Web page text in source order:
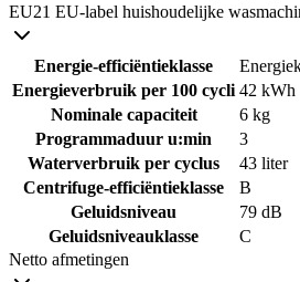
EU21 EU-label huishoudelijke
Energie-efficiëntieklasse
Energieverbruik per 100 cycli 42 kWh
Nominale capaciteit
6 kg
Programmaduur u:min
3
Waterverbruik per cyclus
43 liter
Centrifuge-efficiëntieklasse
B
Geluidsniveau
79 dB
Geluidsniveauklasse
C
Netto afmetingen